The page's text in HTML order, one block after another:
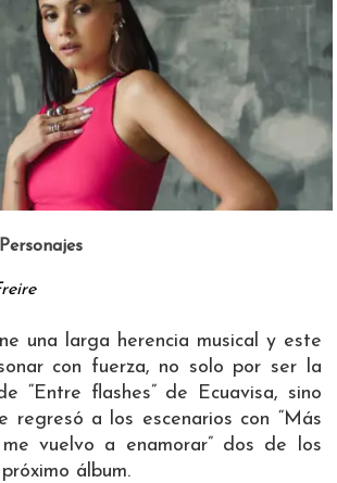
una larga herencia musical y este
con fuerza, no solo por ser la
“Entre flashes” de Ecuavisa, sino
regresó a los escenarios con “Más
vuelvo a enamorar” dos de los
álbum.